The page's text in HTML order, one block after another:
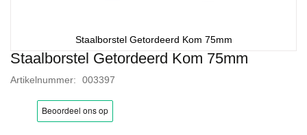
Staalborstel Getordeerd Kom 75mm
Artikelnummer 003397
Staalborstel Getordeerd Kom 75mm
Ga
het